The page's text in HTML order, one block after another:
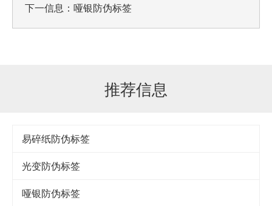
下一信息： 哑银防伪标签
推荐信息
易碎纸防伪标签
光变防伪标签
哑银防伪标签